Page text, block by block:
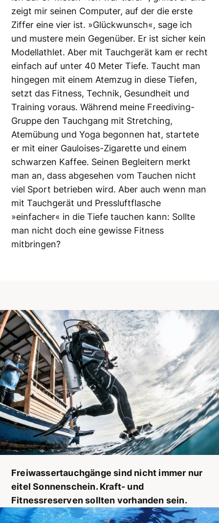
zeigt mir seinen Computer, auf der die erste
Ziffer eine vier ist. »Glückwunsch«, sage ich
und mustere mein Gegenüber. Er ist sicher kein
Modellathlet. Aber mit Tauchgerät kam er recht
einfach auf unter 40 Meter Tiefe. Taucht man
hingegen mit einem Atemzug in diese Tiefen,
setzt das Fitness, Technik, Gesundheit und
Training voraus. Während meine Freediving-
Gruppe den Tauchgang mit Stretching,
Atemübung und Yoga begonnen hat, startete
er mit einer Gauloises-Zigarette und einem
schwarzen Kaffee. Seinen Begleitern merkt
man an, dass abgesehen vom Tauchen nicht
viel Sport betrieben wird. Aber auch wenn man
mit Tauchgerät und Pressluftflasche
»einfacher« in die Tiefe tauchen kann: Sollte
man nicht doch eine gewisse Fitness
mitbringen?
Freiwassertauchgänge sind nicht immer nur
eitel Sonnenschein. Kraft- und
Fitnessreserven sollten vorhanden sein.